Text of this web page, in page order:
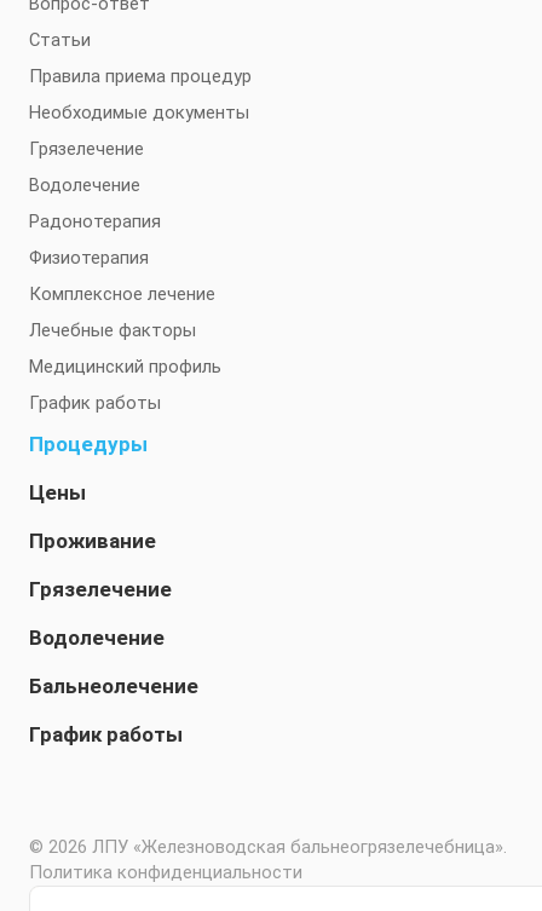
Статьи
Правила приема процедур
Необходимые документы
Грязелечение
Водолечение
Радонотерапия
Физиотерапия
Комплексное лечение
Лечебные факторы
Медицинский профиль
График работы
Процедуры
Цены
Проживание
Грязелечение
Водолечение
Бальнеолечение
График работы
© 2026 ЛПУ «Железноводская бальнеогрязелечебница».
Политика конфиденциальности